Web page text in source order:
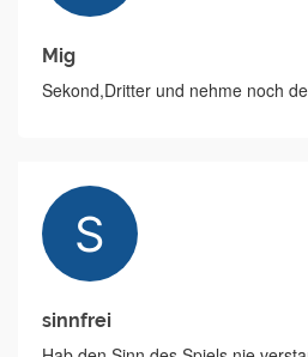
Mig
Sekond,Dritter und nehme noch
sinnfrei